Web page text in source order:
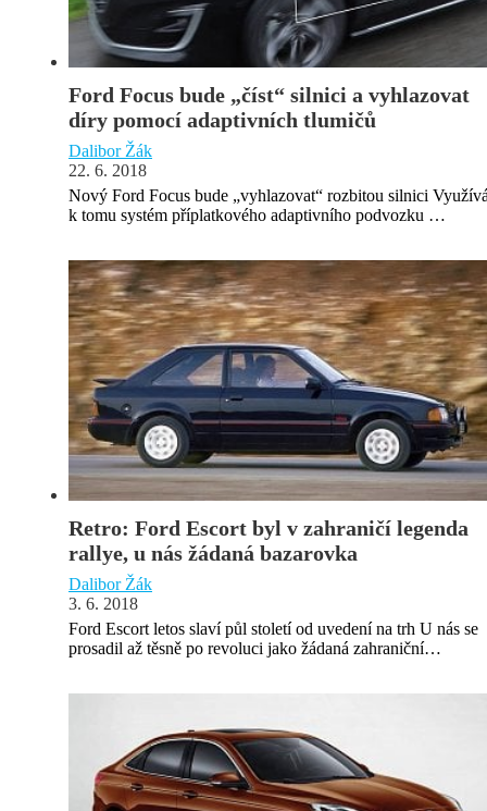
Ford Focus bude „číst“ silnici a vyhlazovat
díry pomocí adaptivních tlumičů
Dalibor Žák
22. 6. 2018
Nový Ford Focus bude „vyhlazovat“ rozbitou silnici
k tomu systém příplatkového adaptivního podvozku …
Retro: Ford Escort byl v zahraničí legenda
rallye, u nás žádaná bazarovka
Dalibor Žák
3. 6. 2018
Ford Escort letos slaví půl století od uvedení na trh U nás se
prosadil až těsně po revoluci jako žádaná zahraniční…